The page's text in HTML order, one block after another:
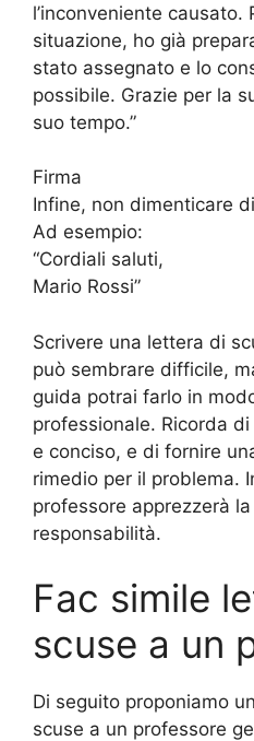
l’inconveniente causato.
situazione, ho già
stato assegnato e lo
possibile. Grazie per la
suo tempo.”
Firma
Infine, non dimenticare
Ad esempio:
“Cordiali saluti,
Mario Rossi”
Scrivere una lettera di
può sembrare difficile,
guida potrai farlo in
professionale. Ricorda
e conciso, e di fornire
rimedio per il problema.
professore apprezzerà
responsabilità.
Fac simile
scuse a un
Di seguito proponiamo
scuse a un professore